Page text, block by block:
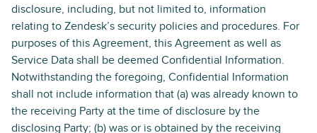
disclosure, including, but not limited to, information
relating to Zendesk’s security policies and procedures. For
purposes of this Agreement, this Agreement as well as
Service Data shall be deemed Confidential Information.
Notwithstanding the foregoing, Confidential Information
shall not include information that (a) was already known to
the receiving Party at the time of disclosure by the
disclosing Party; (b) was or is obtained by the receiving